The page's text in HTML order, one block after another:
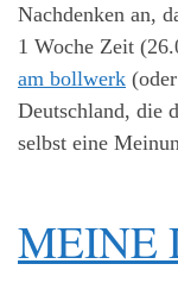
Nachdenken an,
1 Woche Zeit
am bollwerk
Deutschland, die
selbst eine
MEINE